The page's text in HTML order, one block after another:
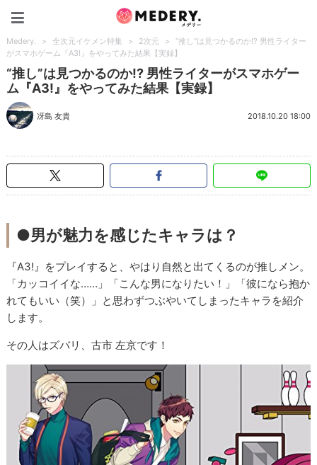
Medery. > 全次元イケメン特集 > 2次元 >
“推し”は見つかるのか!? 男性ライター
がスマホゲーム『A3!』をやってみた結果【実録】
“推し”は見つかるのか!? 男性ライターがスマホゲー
ム『A3!』をやってみた結果【実録】
冴島 友貴 2018.10.20 18:00
●男が魅力を感じたキャラは？
『A3!』をプレイすると、やはり自然と出てくるのが推しメン。
「カッコイイな……」「こんな男になりたい！」「彼になら抱か
れてもいい（笑）」と思わずつぶやいてしまったキャラを紹介
します。
その人はズバリ、古市 左京です！